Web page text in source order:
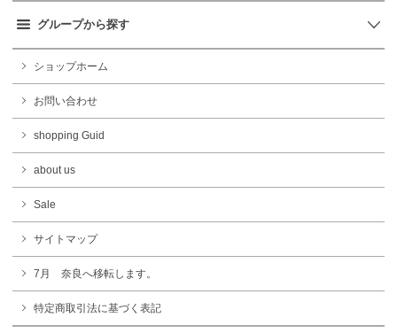
グループから探す
ショップホーム
お問い合わせ
shopping Guid
about us
Sale
サイトマップ
7月 奈良へ移転します。
特定商取引法に基づく表記